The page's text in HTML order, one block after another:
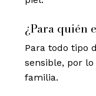
¿Para quién
Para todo tipo
sensible, por
familia.